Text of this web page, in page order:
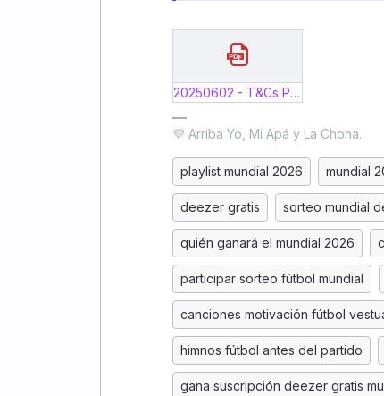
20250602 - T&Cs Prize Draw - DZR Community - World Cup ES.pdf
💜 Arriba Yo, Mi Apá y La Chona.
playlist mundial 2026 mundial
deezer gratis sorteo mundial
quién ganará el mundial 2026
participar sorteo fútbol mundial
canciones motivación fútbol
himnos fútbol antes del partido
gana suscripción deezer gratis